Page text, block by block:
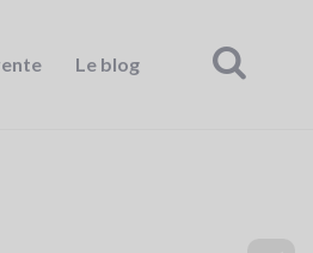
Le blog